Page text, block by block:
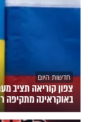
חדשות היום
צפון קוריאה תציב
באוקראינה מתקיפה